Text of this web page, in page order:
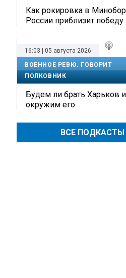
Как рокировка в
России приблизит победу
16:03 | 05 августа 2026
ВОЕННОЕ РЕВЮ. ГОВОРИТ
ПОЛКОВНИК
Будем ли брать Харьков
окружим его
ВСЕ ПОДКАСТЫ